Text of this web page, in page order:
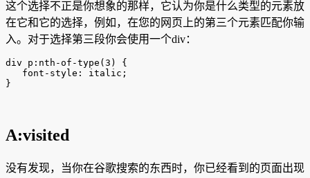
这个选择不正是你想象的那样，它认为你是什么类型的元素放
在它和它的选择，例如，在您的网页上的第三个元素匹配你输
入。对于选择第三段你会使用一个div：
div p:nth-of-type(3) {
   font-style: italic;
}
A:visited
没有发现，当你在谷歌搜索的东西时，你已经看到的页面出现